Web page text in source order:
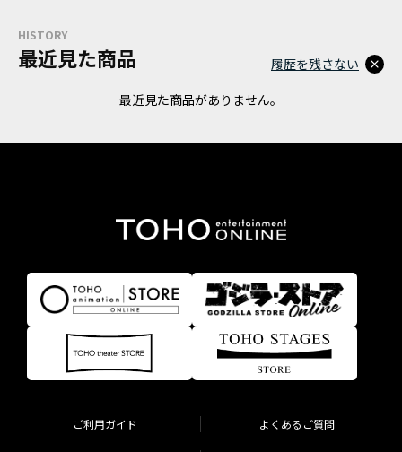
HISTORY
最近見た商品
最近見た商品がありません。
履歴を残さない
ご利用ガイド よくあるご質問